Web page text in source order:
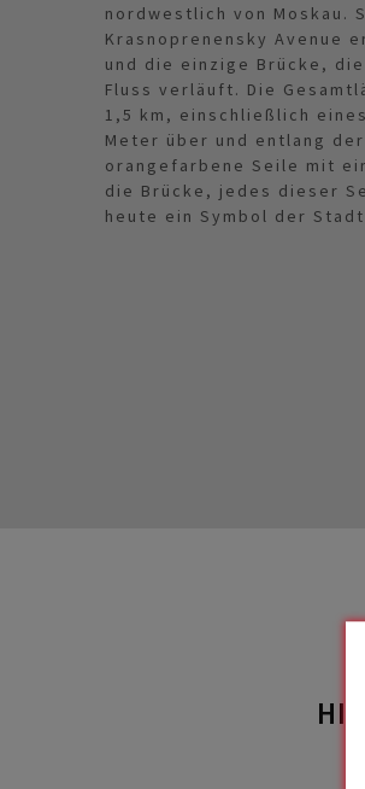
nordwestlich von Moskau.
Krasnoprenensky Avenue
und die einzige Brücke,
Fluss verläuft. Die
1,5 km, einschließlich
Meter über und entlang
orangefarbene Seile mit
die Brücke, jedes dieser
heute ein Symbol der